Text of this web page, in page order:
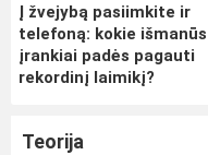
Į žvejybą pasiimkite ir
telefoną: kokie išmanūs
įrankiai padės pagauti
rekordinį laimikį?
Teorija